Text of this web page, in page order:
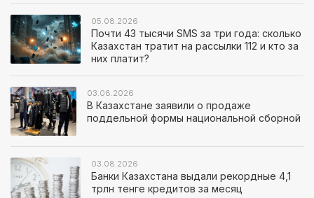
05.08.2026
Почти 43 тысячи SMS за три года: сколько
Казахстан тратит на рассылки 112 и кто за
них платит?
03.08.2026
В Казахстане заявили о продаже
поддельной формы национальной сборной
03.08.2026
Банки Казахстана выдали рекордные 4,1
трлн тенге кредитов за месяц